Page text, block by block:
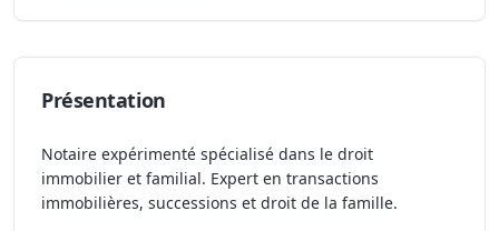
Présentation
Notaire expérimenté spécialisé dans le droit
immobilier et familial. Expert en transactions
immobilières, successions et droit de la famille.